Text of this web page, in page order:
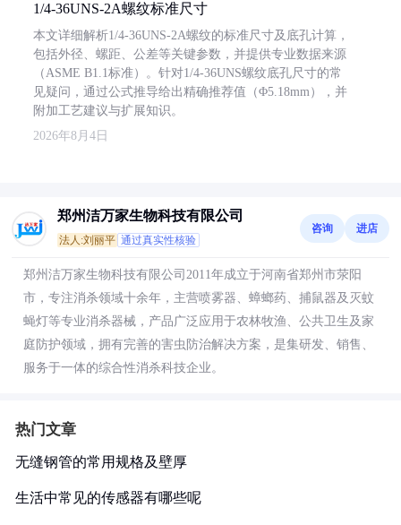
1/4-36UNS-2A螺纹标准尺寸
本文详细解析1/4-36UNS-2A螺纹的标准尺寸及底孔计算，
包括外径、螺距、公差等关键参数，并提供专业数据来源
（ASME B1.1标准）。针对1/4-36UNS螺纹底孔尺寸的常
见疑问，通过公式推导给出精确推荐值（Φ5.18mm），并
附加工艺建议与扩展知识。
2026年8月4日
郑州洁万家生物科技有限公司
法人:刘丽平 通过真实性核验
咨询 进店
郑州洁万家生物科技有限公司2011年成立于河南省郑州市荥阳
市，专注消杀领域十余年，主营喷雾器、蟑螂药、捕鼠器及灭蚊
蝇灯等专业消杀器械，产品广泛应用于农林牧渔、公共卫生及家
庭防护领域，拥有完善的害虫防治解决方案，是集研发、销售、
服务于一体的综合性消杀科技企业。
热门文章
无缝钢管的常用规格及壁厚
生活中常见的传感器有哪些呢